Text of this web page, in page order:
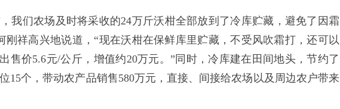
我们农场及时将采收的24万斤沃柑全部放到了冷库贮藏，避免了因霜
刚祥高兴地说道，“现在沃柑在保鲜库里贮藏，不受风吹霜打，还可以
售价5.6元/公斤，增值约20万元。”同时，冷库建在田间地头，节约了
15个，带动农产品销售580万元，直接、间接给农场以及周边农户带来